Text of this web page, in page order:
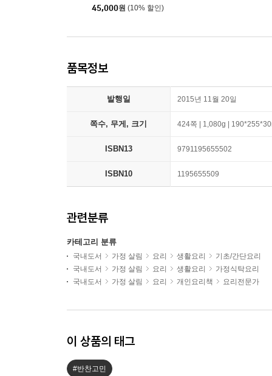
45,000원 (10% 할인)
품목정보
발행일 2015년 11월 20일
쪽수, 무게, 크기 424쪽 | 1,080g |
ISBN13 9791195655502
ISBN10 1195655509
관련분류
카테고리 분류
국내도서 가정 살림 요리 생활요리
기초/간단요리
국내도서
가정 살림 요리 생활요리
가정식탁요리
국내도서
가정 살림 요리 개인요리책 요리전문가
이 상품의 태그
#반찬고민